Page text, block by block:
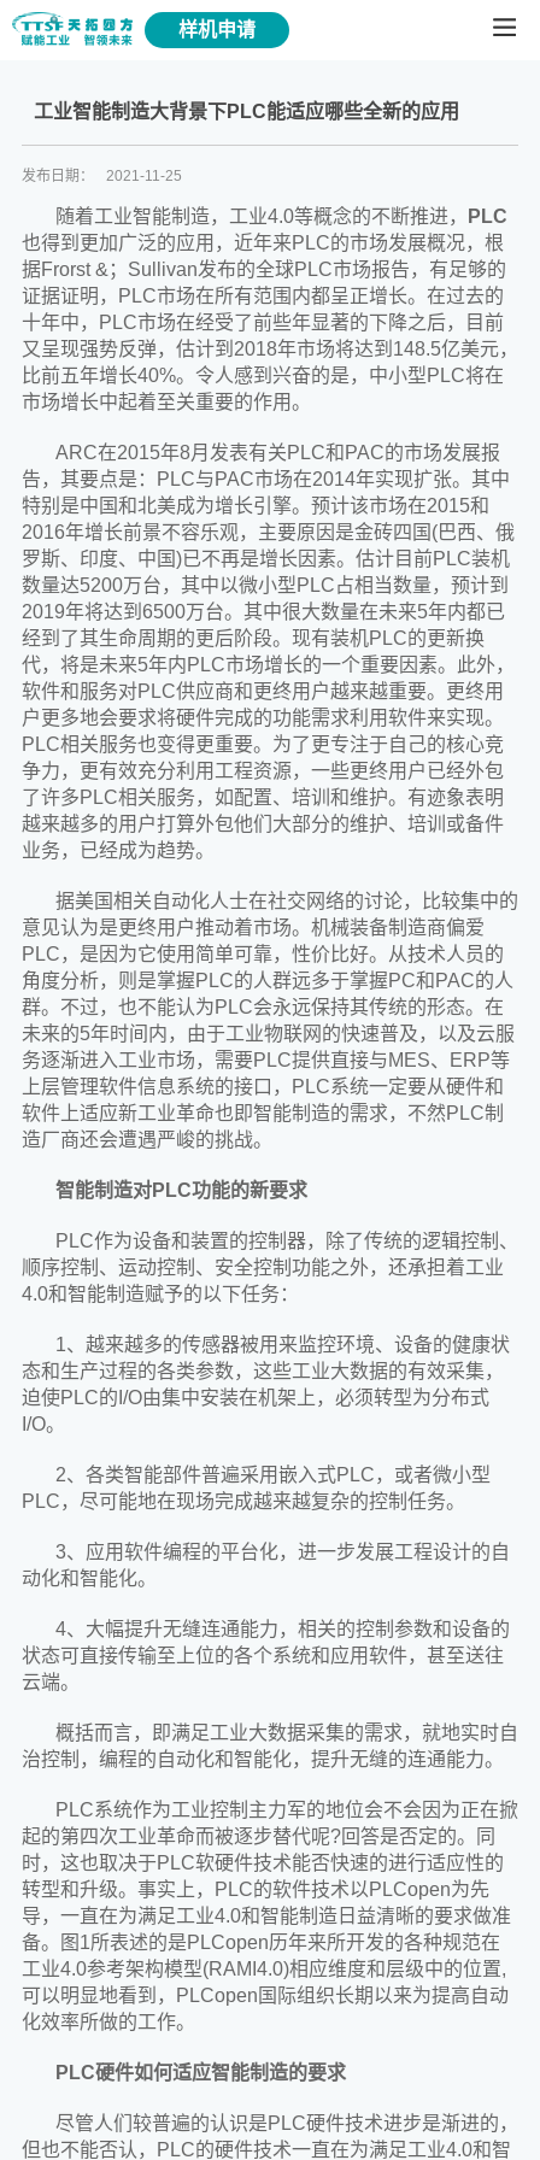
样机申请
工业智能制造大背景下PLC能适应哪些全新的应用
发布日期： 2021-11-25
随着工业智能制造，工业4.0等概念的不断推进，
PLC
也得到更加广泛的应用，近年来PLC的市场发展概况，根
据Frorst &；Sullivan发布的全球PLC市场报告，有足够的
证据证明，PLC市场在所有范围内都呈正增长。在过去的
十年中，PLC市场在经受了前些年显著的下降之后，目前
又呈现强势反弹，估计到2018年市场将达到148.5亿美元，
比前五年增长40%。令人感到兴奋的是，中小型PLC将在
市场增长中起着至关重要的作用。
ARC在2015年8月发表有关PLC和PAC的市场发展报
告，其要点是：PLC与PAC市场在2014年实现扩张。其中
特别是中国和北美成为增长引擎。预计该市场在2015和
2016年增长前景不容乐观，主要原因是金砖四国(巴西、俄
罗斯、印度、中国)已不再是增长因素。估计目前PLC装机
数量达5200万台，其中以微小型PLC占相当数量，预计到
2019年将达到6500万台。其中很大数量在未来5年内都已
经到了其生命周期的更后阶段。现有装机PLC的更新换
代，将是未来5年内PLC市场增长的一个重要因素。此外，
软件和服务对PLC供应商和更终用户越来越重要。更终用
户更多地会要求将硬件完成的功能需求利用软件来实现。
PLC相关服务也变得更重要。为了更专注于自己的核心竞
争力，更有效充分利用工程资源，一些更终用户已经外包
了许多PLC相关服务，如配置、培训和维护。有迹象表明
越来越多的用户打算外包他们大部分的维护、培训或备件
业务，已经成为趋势。
据美国相关自动化人士在社交网络的讨论，比较集中的
意见认为是更终用户推动着市场。机械装备制造商偏爱
PLC，是因为它使用简单可靠，性价比好。从技术人员的
角度分析，则是掌握PLC的人群远多于掌握PC和PAC的人
群。不过，也不能认为PLC会永远保持其传统的形态。在
未来的5年时间内，由于工业物联网的快速普及，以及云服
务逐渐进入工业市场，需要PLC提供直接与MES、ERP等
上层管理软件信息系统的接口，PLC系统一定要从硬件和
软件上适应新工业革命也即智能制造的需求，不然PLC制
造厂商还会遭遇严峻的挑战。
智能制造对PLC功能的新要求
PLC作为设备和装置的控制器，除了传统的逻辑控制、
顺序控制、运动控制、安全控制功能之外，还承担着工业
4.0和智能制造赋予的以下任务：
1、越来越多的传感器被用来监控环境、设备的健康状
态和生产过程的各类参数，这些工业大数据的有效采集，
迫使PLC的I/O由集中安装在机架上，必须转型为分布式
I/O。
2、各类智能部件普遍采用嵌入式PLC，或者微小型
PLC，尽可能地在现场完成越来越复杂的控制任务。
3、应用软件编程的平台化，进一步发展工程设计的自
动化和智能化。
4、大幅提升无缝连通能力，相关的控制参数和设备的
状态可直接传输至上位的各个系统和应用软件，甚至送往
云端。
概括而言，即满足工业大数据采集的需求，就地实时自
治控制，编程的自动化和智能化，提升无缝的连通能力。
PLC系统作为工业控制主力军的地位会不会因为正在掀
起的第四次工业革命而被逐步替代呢?回答是否定的。同
时，这也取决于PLC软硬件技术能否快速的进行适应性的
转型和升级。事实上，PLC的软件技术以PLCopen为先
导，一直在为满足工业4.0和智能制造日益清晰的要求做准
备。图1所表述的是PLCopen历年来所开发的各种规范在
工业4.0参考架构模型(RAMI4.0)相应维度和层级中的位置,
可以明显地看到，PLCopen国际组织长期以来为提高自动
化效率所做的工作。
PLC硬件如何适应智能制造的要求
尽管人们较普遍的认识是PLC硬件技术进步是渐进的，
但也不能否认，PLC的硬件技术一直在为满足工业4.0和智